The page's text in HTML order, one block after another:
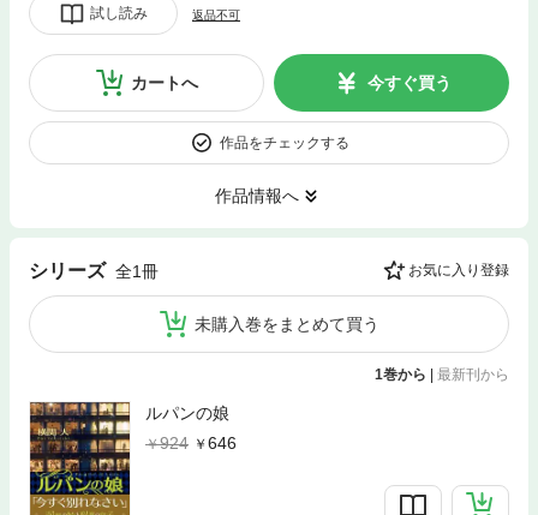
試し読み
返品不可
カートへ 今すぐ買う
作品をチェックする
作品情報へ
シリーズ 全1冊 お気に入り登録
未購入巻をまとめて買う
1巻から | 最新刊から
ルパンの娘
924
646